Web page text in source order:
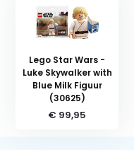
Lego Star Wars -
Luke Skywalker with
Blue Milk Figuur
(30625)
€ 99,95